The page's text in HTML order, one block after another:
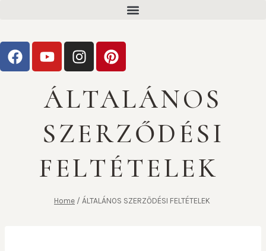
ÁLTALÁNOS
SZERZŐDÉSI
FELTÉTELEK
Home / ÁLTALÁNOS SZERZŐDÉSI FELTÉTELEK